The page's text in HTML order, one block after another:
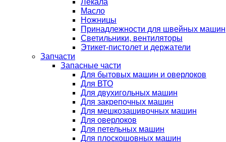
Лекала
Масло
Ножницы
Принадлежности для швейных машин
Светильники, вентиляторы
Этикет-пистолет и держатели
Запчасти
Запасные части
Для бытовых машин и оверлоков
Для ВТО
Для двухигольных машин
Для закрепочных машин
Для мешкозашивочных машин
Для оверлоков
Для петельных машин
Для плоскошовных машин